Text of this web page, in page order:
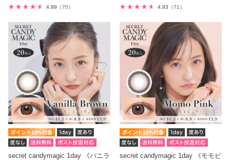
4.89 （70）
4.83
（71）
secret candymagic 1day 《バニラ
secret candymagic 1day 《モモピ